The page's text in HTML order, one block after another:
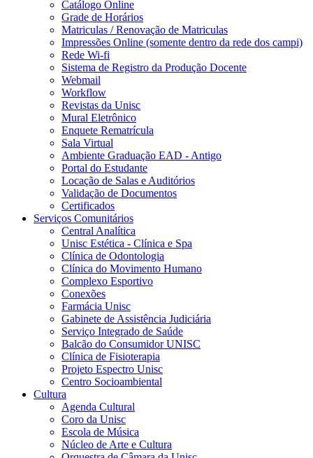
Catálogo Online
Grade de Horários
Matriculas / Renovação de Matriculas
Impressões Online (somente dentro da rede dos campi)
Rede Wi-fi
Sistema de Registro da Produção Docente
Webmail
Workflow
Revistas da Unisc
Mural Eletrônico
Enquete Rematrícula
Sala Virtual
Ambiente Graduação EAD - Antigo
Portal do Estudante
Locação de Salas e Auditórios
Validação de Documentos
Certificados
Serviços Comunitários
Central Analítica
Unisc Estética - Clínica e Spa
Clínica de Odontologia
Clínica do Movimento Humano
Complexo Esportivo
Conexões
Farmácia Unisc
Gabinete de Assistência Judiciária
Serviço Integrado de Saúde
Balcão do Consumidor UNISC
Clínica de Fisioterapia
Projeto Espectro Unisc
Centro Socioambiental
Cultura
Agenda Cultural
Coro da Unisc
Escola de Música
Núcleo de Arte e Cultura